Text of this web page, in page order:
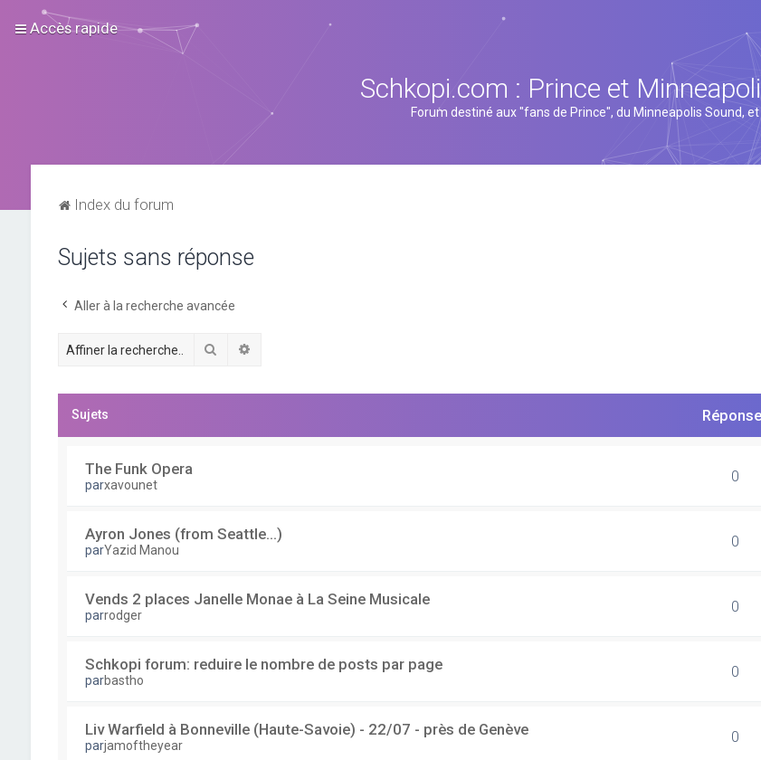
Accès rapide
Schkopi.com : Prince et
Forum destiné aux "fans de Prince", du Minneapolis Sound, et
Index du forum
Sujets sans réponse
Aller à la recherche avancée
Rechercher
Sujets
The Funk Opera
parxavounet 0
Ayron Jones (from Seattle...)
parYazid Manou 0
Vends 2 places Janelle Monae à La Seine Musicale
parrodger 0
Schkopi forum: reduire le nombre de posts par page
parbastho 0
Liv Warfield à Bonneville (Haute-Savoie) - 22/07 - près de Genève
parjamoftheyear 0